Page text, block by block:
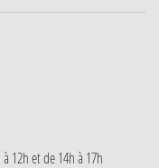
12h et de 14h à 17h